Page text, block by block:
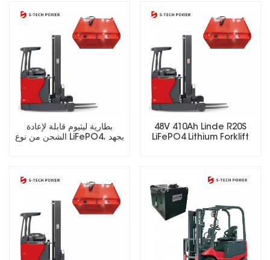
بطارية ليثيوم قابلة لإعادة
الشحن من نوع LiFePO4، بجهد
48V 410Ah Linde R20S
LiFePO4 Lithium Forklift